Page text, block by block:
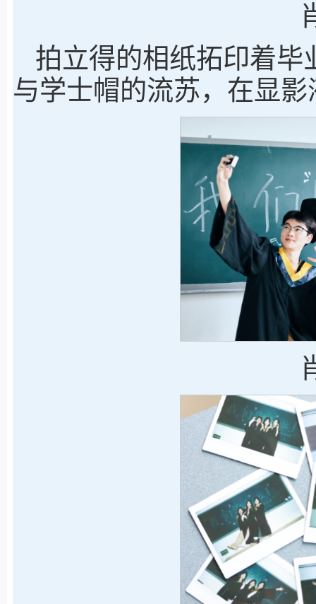
拍立得的相纸拓印着毕
与学士帽的流苏，在显